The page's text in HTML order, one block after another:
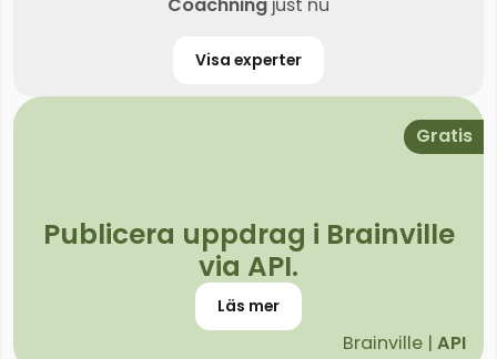
Coachning just nu
Visa experter
Gratis
Publicera uppdrag i Brainville
via API.
Läs mer
Brainville |API